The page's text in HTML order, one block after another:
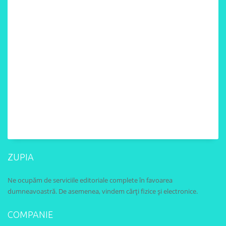
ZUPIA
Ne ocupăm de serviciile editoriale complete în favoarea
dumneavoastră. De asemenea, vindem cărți fizice și electronice.
COMPANIE